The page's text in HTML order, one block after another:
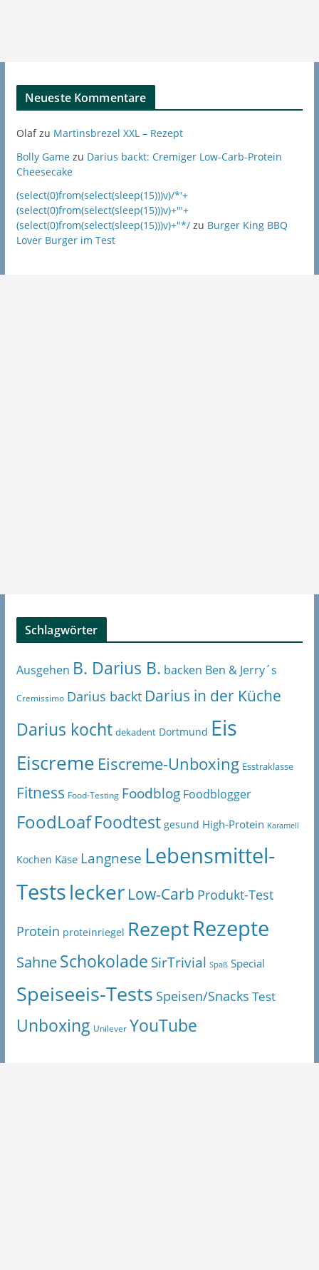
Neueste Kommentare
Olafzu Martinsbrezel XXL – Rezept
Bolly Gamezu Darius backt: Cremiger Low-Carb-Protein
Cheesecake
(select(0)from(select(sleep(15)))v)/*'+
(select(0)from(select(sleep(15)))v)+'"+
(select(0)from(select(sleep(15)))v)+"*/zu Burger King BBQ
Lover Burger im Test
Schlagwörter
Ausgehen B. Darius B. backen Ben & Jerry´s
Cremissimo Darius backt Darius in der Küche
Darius kocht dekadent Dortmund Eis
Eiscreme Eiscreme-Unboxing Esstraklasse
Fitness Food-Testing Foodblog Foodblogger
FoodLoaf Foodtest gesund High-Protein Karamell
Kochen Käse Langnese Lebensmittel-
Testslecker Low-Carb Produkt-Test
Protein proteinriegel RezeptRezepte
SahneSchokolade SirTrivial Spaß Special
Speiseeis-Tests Speisen/Snacks Test
Unboxing Unilever YouTube